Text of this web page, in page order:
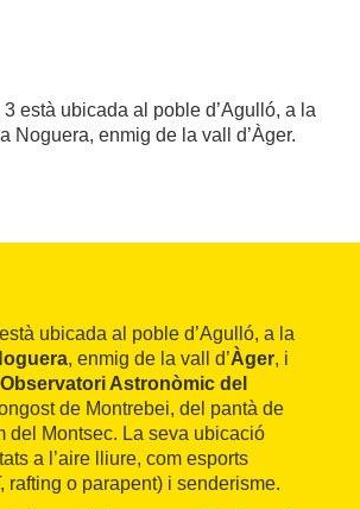
està ubicada al poble d’Agulló, a la
Noguera, enmig de la vall d’Àger.
ubicada al poble d’Agulló, a la
, enmig de la vall d’Àger, i
Observatori Astronòmic del
de Montrebei, del pantà de
del Montsec. La seva ubicació
a l’aire lliure, com esports
rafting o parapent) i senderisme.